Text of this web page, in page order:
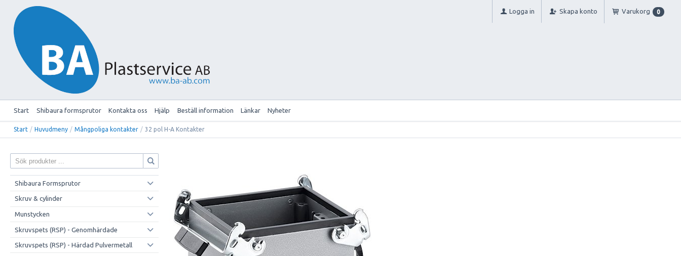
Logga in Skapa konto Varukorg 0
Start Shibaura formsprutor Kontakta oss Hjälp Beställ information Länkar Nyheter
Start / Huvudmeny / Mångpoliga kontakter / 32 pol H-A Kontakter
Shibaura Formsprutor
Skruv & cylinder
Munstycken
Skruvspets (RSP) - Genomhärdade
Skruvspets (RSP) - Härdad Pulvermetall